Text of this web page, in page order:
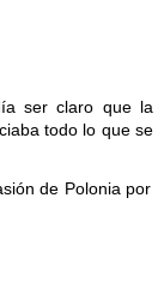
ser claro que la
todo lo que se
de Polonia por